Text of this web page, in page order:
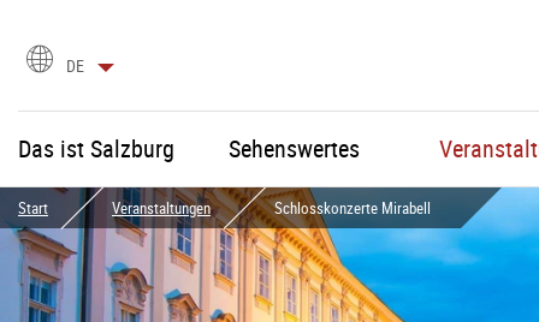
Sprachauswahl
DE
Das ist Salzburg Sehenswertes
Start Veranstaltungen Schlosskonzerte Mirabell